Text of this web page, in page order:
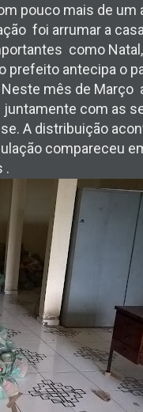
pouco mais de
foi arrumar a
como
prefeito antecipa o
mês de Março
com as
A distribuição
compareceu
.